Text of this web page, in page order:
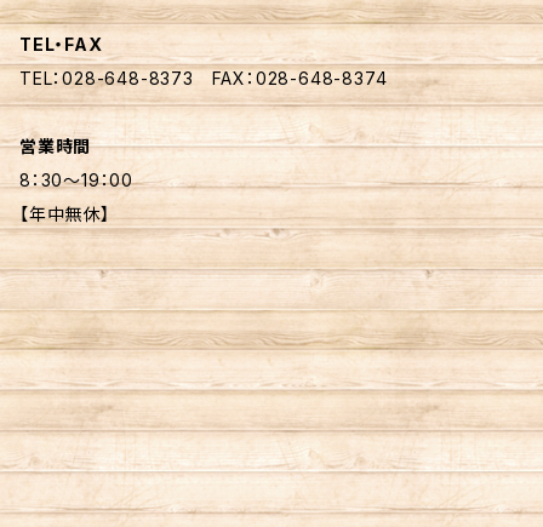
TEL・FAX
TEL：028-648-8373 FAX：028-648-8374
営業時間
8：30〜19：00
【年中無休】